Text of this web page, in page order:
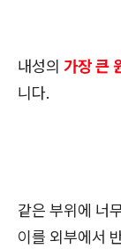
내성의 가장 큰
니다.
같은 부위에 너
이를 외부에서